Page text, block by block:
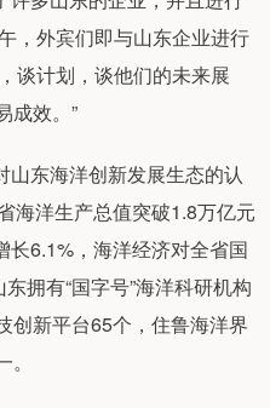
，外宾们即与山东企业进行
谈计划，谈他们的未来展
成效。”
东海洋创新发展生态的认
海洋生产总值突破1.8万亿元
长6.1%，海洋经济对全省国
拥有“国字号”海洋科研机构
创新平台65个，住鲁海洋界